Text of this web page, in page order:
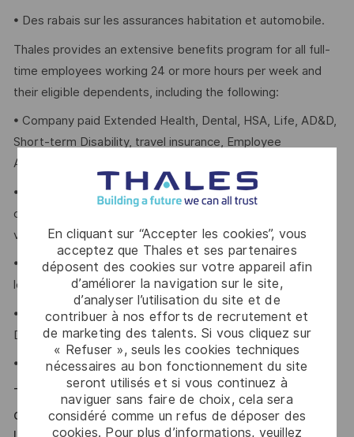
En cliquant sur “Accepter les cookies”, vous
acceptez que Thales et ses partenaires
déposent des cookies sur votre appareil afin
d’améliorer la navigation sur le site,
d’analyser l’utilisation du site et de
contribuer à nos efforts de recrutement et
de marketing des talents. Si vous cliquez sur
« Refuser », seuls les cookies techniques
nécessaires au bon fonctionnement du site
seront utilisés et si vous continuez à
naviguer sans faire de choix, cela sera
considéré comme un refus de déposer des
cookies. Pour plus d’informations, veuillez
• Des rabais sur les assurances habitation et automobile.
Thales provides an extensive benefits program for all full-
time employees working 24 or more hours per week and
their eligible dependents, including the following:
• Company paid Extended Health, Dental, HSA, Life, AD&D,
Short-term Disability, travel insurance, Employee
Assistance Plan and Well-Being program.
• Retirement Savings Plans (RRSP, DCPP, TFSA) with a
company contribution and a match to a DCPP, with no
vesting period.
• Company paid holidays, vacation days, and paid sick
leave.
• Voluntary Life, AD&D, Critical Illness, Long-Term
Disability.
• Employee Discounts on insurance (home, and auto).
Thales est un employeur offrant l’égalité des
chances qui valorise la diversité et l’inclusion sur